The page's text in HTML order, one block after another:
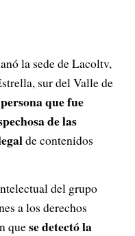
la sede de Lacoltv,
sur del Valle de
que fue
de las
de contenidos
del grupo
a los derechos
quese detectó la